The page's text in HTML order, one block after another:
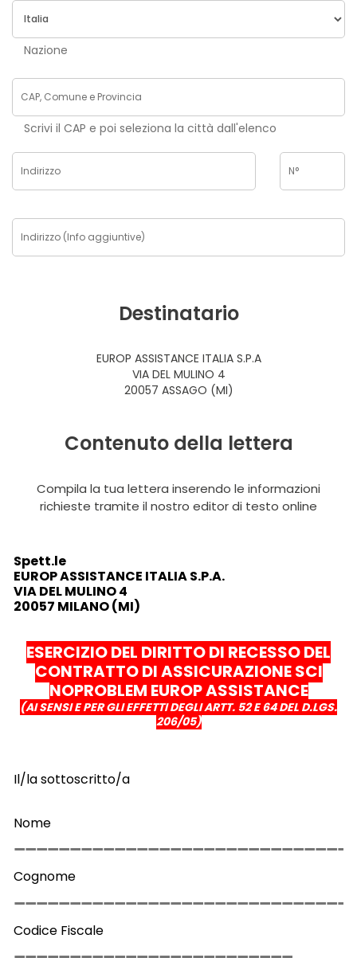
Nazione
Scrivi il CAP e poi seleziona la città dall'elenco
Destinatario
EUROP ASSISTANCE ITALIA S.P.A
VIA DEL MULINO 4
20057 ASSAGO (MI)
Contenuto della lettera
Compila la tua lettera inserendo le informazioni
richieste tramite il nostro editor di testo online
Spett.le
EUROP ASSISTANCE ITALIA S.P.A.
VIA DEL MULINO 4
20057 MILANO (MI)
ESERCIZIO DEL DIRITTO DI RECESSO DEL
CONTRATTO DI ASSICURAZIONE SCI
NOPROBLEM EUROP ASSISTANCE
(AI SENSI E PER GLI EFFETTI DEGLI ARTT. 52 E 64 DEL D.LGS.
206/05)
Il/la sottoscritto/a
Nome
Cognome
Codice Fiscale